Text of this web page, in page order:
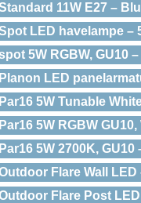
11W E27 –
LED havelampe –
5W RGBW, GU10
LED
5W Tunable
5W RGBW
5W 2700K, GU10
Flare Wall
Flare Post